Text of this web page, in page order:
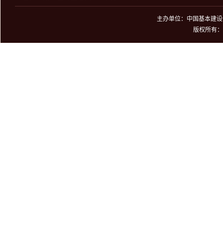
主办单位：中国基本建
版权所有